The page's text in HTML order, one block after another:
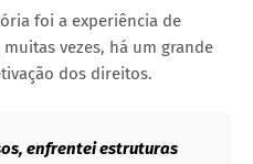
foi a experiência de
vezes, há um grande
dos direitos.
enfrentei estruturas